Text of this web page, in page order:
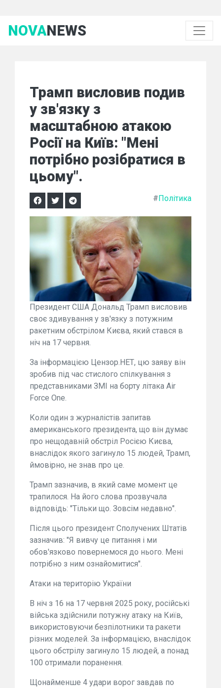
NOVANEWS
Трамп висловив подив
у зв'язку з
масштабною атакою
Росії на Київ: "Мені
потрібно розібратися в
цьому".
#Політика
Президент США Дональд Трамп висловив
своє здивування у зв'язку з потужним
ракетним обстрілом Києва, який стався в
ніч на 17 червня.
За інформацією Цензор.НЕТ, цю заяву він
зробив під час стислого спілкування з
представниками ЗМІ на борту літака Air
Force One.
Коли один з журналістів запитав
американського президента, що він думає
про нещодавній обстріл Росією Києва,
внаслідок якого загинуло 15 людей, Трамп,
ймовірно, не знав про це.
Трамп зазначив, в який саме момент це
трапилося. На його слова прозвучала
відповідь: "Тільки що. Зовсім недавно".
Після цього президент Сполучених Штатів
зазначив: "Я вивчу це питання і ми
обов'язково повернемося до нього. Мені
потрібно з ним ознайомитися".
Атаки на територію України
В ніч з 16 на 17 червня 2025 року, російські
війська здійснили потужну атаку на Київ,
використовуючи безпілотники та ракети
різних моделей. За інформацією, внаслідок
цього обстрілу загинуло 15 людей, а понад
100 отримали поранення.
Щонайменше 4 удари ворог завдав по